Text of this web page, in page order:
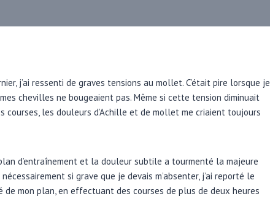
j’ai ressenti de graves tensions au mollet. C’était pire lorsque je
chevilles ne bougeaient pas. Même si cette tension diminuait
les douleurs d’Achille et de mollet me criaient toujours
d’entraînement et la douleur subtile a tourmenté la majeure
si grave que je devais m’absenter, j’ai reporté le
de mon plan, en effectuant des courses de plus de deux heures